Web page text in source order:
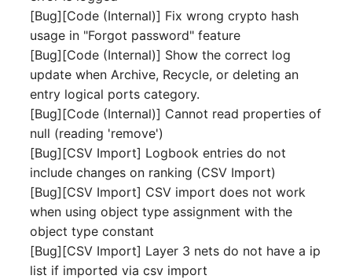
Release Notes 22
Release Notes 1.19
Release Notes 1.18
Release Notes 1.17
Release Notes 1.16
Release Notes 1.14
Release Notes 1.13
Clustermitgliedschaften
Controller
Datenbank Gateway
Datenbanken
Datenbanklinks
FC-Switch
Flugzeug
Kabel
Kabeltrasse
Klimaanlage
Objekt-Beziehungen
Lebens und
Dokumentationszyklus
Eindeutige
Referenzierungen
Web GUI
Benutzerdefinierte Zähler
IP Address Management
(IPAM)
Kabel-Patches und -wege
Komplexe Reports
Passwörter verwalten
Prod→Test Datenbank-
Synchronisation
Standort-basierte
Benutzerrechte
Maintenance
Nagios
OCS Inventory NG
Relocate-CI
Replacement
Rights Documentation
SHD Connect
Report Views
Signal-Slot System
DIY Daten-Import
Dashboard Widget
programmieren
[Bug][Code (Internal)] Fix wrong crypto hash
usage in "Forgot password" feature
[Bug][Code (Internal)] Show the correct log
update when Archive, Recycle, or deleting an
entry logical ports category.
[Bug][Code (Internal)] Cannot read properties of
null (reading 'remove')
[Bug][CSV Import] Logbook entries do not
include changes on ranking (CSV Import)
[Bug][CSV Import] CSV import does not work
when using object type assignment with the
object type constant
[Bug][CSV Import] Layer 3 nets do not have a ip
list if imported via csv import